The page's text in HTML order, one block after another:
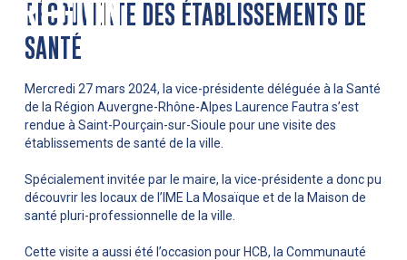
RÉGION
DÉCOUVERTE DES ÉTABLISSEMENTS DE
SANTÉ
Mercredi 27 mars 2024, la vice-présidente déléguée à la Santé
de la Région Auvergne-Rhône-Alpes Laurence Fautra s’est
rendue à Saint-Pourçain-sur-Sioule pour une visite des
établissements de santé de la ville.
Spécialement invitée par le maire, la vice-présidente a donc pu
découvrir les locaux de l’IME La Mosaïque et de la Maison de
santé pluri-professionnelle de la ville.
Cette visite a aussi été l’occasion pour HCB, la Communauté